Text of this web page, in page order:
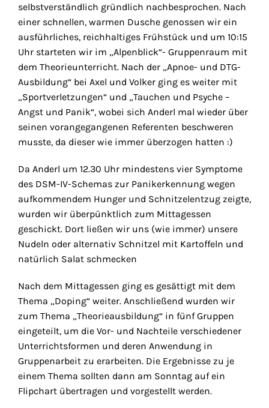
selbstverständlich gründlich nachbesprochen. Nach
einer schnellen, warmen Dusche genossen wir ein
ausführliches, reichhaltiges Frühstück und um 10:15
Uhr starteten wir im „Alpenblick“- Gruppenraum mit
dem Theorieunterricht. Nach der „Apnoe- und DTG-
Ausbildung“ bei Axel und Volker ging es weiter mit
„Sportverletzungen“ und „Tauchen und Psyche –
Angst und Panik“, wobei sich Anderl mal wieder über
seinen vorangegangenen Referenten beschweren
musste, da dieser wie immer überzogen hatten :)
Da Anderl um 12.30 Uhr mindestens vier Symptome
des DSM-IV-Schemas zur Panikerkennung wegen
aufkommendem Hunger und Schnitzelentzug zeigte,
wurden wir überpünktlich zum Mittagessen
geschickt. Dort ließen wir uns (wie immer) unsere
Nudeln oder alternativ Schnitzel mit Kartoffeln und
natürlich Salat schmecken
Nach dem Mittagessen ging es gesättigt mit dem
Thema „Doping“ weiter. Anschließend wurden wir
zum Thema „Theorieausbildung“ in fünf Gruppen
eingeteilt, um die Vor- und Nachteile verschiedener
Unterrichtsformen und deren Anwendung in
Gruppenarbeit zu erarbeiten. Die Ergebnisse zu je
einem Thema sollten dann am Sonntag auf ein
Flipchart übertragen und vorgestellt werden.